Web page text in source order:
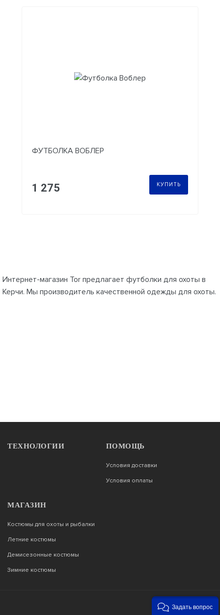
ФУТБОЛКА ВОБЛЕР
1 275 КУПИТЬ
Интернет-магазин Tor предлагает футболки для охоты в
Керчи. Мы производитель качественной одежды для охоты.
ТЕХНОЛОГИИ ПОМОЩЬ
Условия доставки
Условия оплаты
МАГАЗИН
Костюмы для охоты и рыбалки
Летние костюмы
Демисезонные костюмы
Зимние костюмы
Задать вопрос